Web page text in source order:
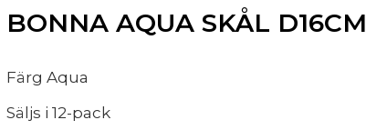
BONNA AQUA SKÅL D16CM
Färg Aqua
Säljs i 12-pack